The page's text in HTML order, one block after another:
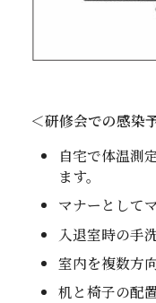
＜研修会での感染
自宅で体温測
ます。
マナーとして
入退室時の手
室内を複数方
机と椅子の配